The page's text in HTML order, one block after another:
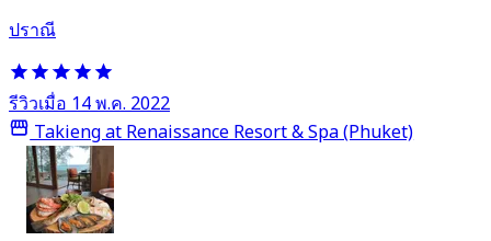
ปราณี
รีวิวเมื่อ 14 พ.ค. 2022
Takieng at Renaissance Resort & Spa (Phuket)